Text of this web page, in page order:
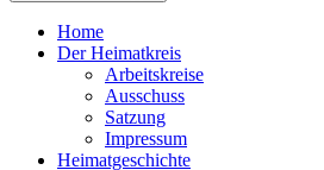
Home
Der Heimatkreis
Arbeitskreise
Ausschuss
Satzung
Impressum
Heimatgeschichte